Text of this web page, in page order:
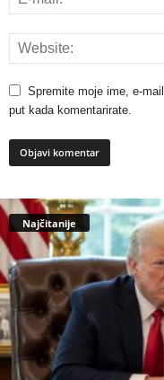
Spremite moje ime, e-
put kada komentarirate.
Najčitanije